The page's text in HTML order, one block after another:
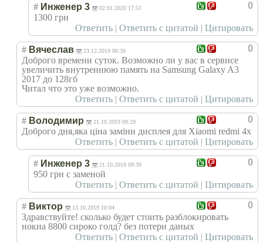
0
# Инженер 3 02.01.2020 17:51
1300 грн
Ответить | Ответить с цитатой | Цитировать
0
# Вячеслав 23.12.2019 00:30
Доброго времени суток. Возможно ли у вас в сервисе
увеличить внутреннюю память на Samsung Galaxy A3
2017 до 128гб
Читал что это уже возможно.
Ответить | Ответить с цитатой | Цитировать
0
# Володимир 21.10.2019 09:29
Доброго дня,яка ціна заміни дисплея для Xiaomi redmi 4x
Ответить | Ответить с цитатой | Цитировать
0
# Инженер 3 21.10.2019 09:39
950 грн с заменой
Ответить | Ответить с цитатой | Цитировать
0
# Виктор 13.10.2019 10:04
Здравствуйте! сколько будет стоить разблокировать
нокиа 8800 сироко голд? без потери даных
Ответить | Ответить с цитатой | Цитировать